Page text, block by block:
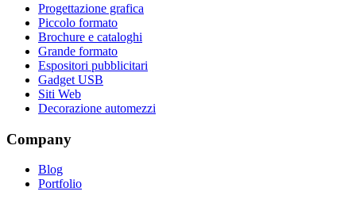
Progettazione grafica
Piccolo formato
Brochure e cataloghi
Grande formato
Espositori pubblicitari
Gadget USB
Siti Web
Decorazione automezzi
Company
Blog
Portfolio